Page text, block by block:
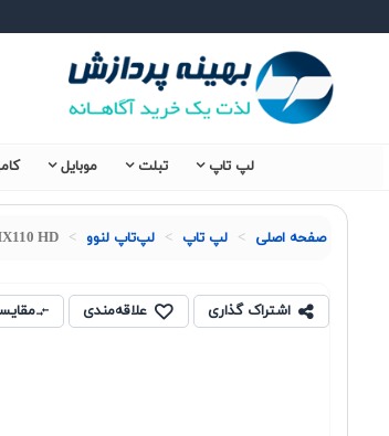
لپ تاپ تبلت موبایل
صفحه اصلی لپ تاپ لپ‌تاپ لنوو HD
اشتراک گذاری علاقه‌مندی